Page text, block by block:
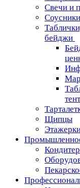
Свечи и
Соусники
бейджи
тент
Щипцы